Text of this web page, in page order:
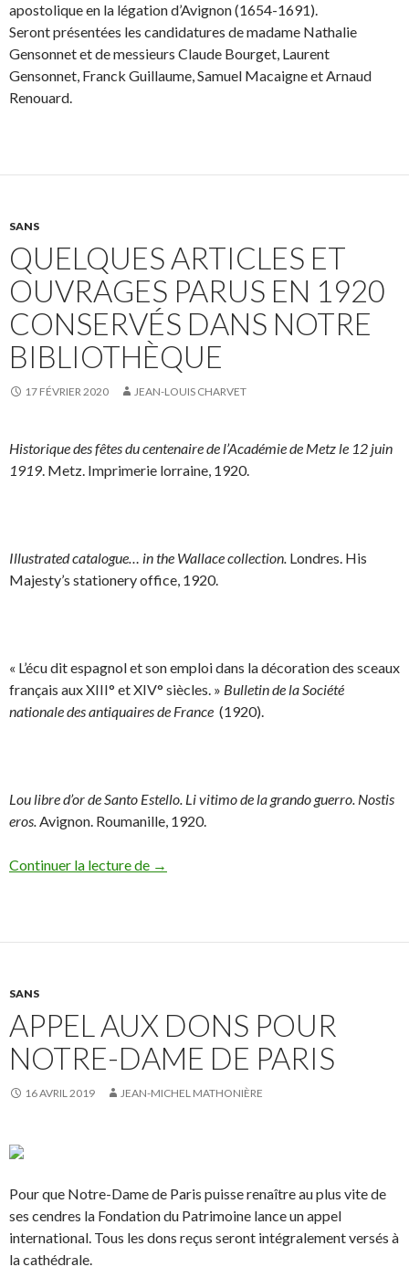
apostolique en la légation d’Avignon (1654-1691).
Seront présentées les candidatures de madame Nathalie
Gensonnet et de messieurs Claude Bourget, Laurent
Gensonnet, Franck Guillaume, Samuel Macaigne et Arnaud
Renouard.
SANS
QUELQUES ARTICLES ET
OUVRAGES PARUS EN 1920
CONSERVÉS DANS NOTRE
BIBLIOTHÈQUE
17 FÉVRIER 2020 JEAN-LOUIS CHARVET
Historique des fêtes du centenaire de l’Académie de Metz le 12 juin
1919. Metz. Imprimerie lorraine, 1920.
Illustrated catalogue… in the Wallace collection. Londres. His
Majesty’s stationery office, 1920.
« L’écu dit espagnol et son emploi dans la décoration des sceaux
français aux XIII° et XIV° siècles. » Bulletin de la Société
nationale des antiquaires de France (1920).
Lou libre d’or de Santo Estello. Li vitimo de la grando guerro. Nostis
eros.Avignon. Roumanille, 1920.
Continuer la lecture de Quelques articles et ouvrages parus en
→
SANS
APPEL AUX DONS POUR
NOTRE-DAME DE PARIS
16 AVRIL 2019 JEAN-MICHEL MATHONIÈRE
Pour que Notre-Dame de Paris puisse renaître au plus vite de
ses cendres la Fondation du Patrimoine lance un appel
international. Tous les dons reçus seront intégralement versés à
la cathédrale.